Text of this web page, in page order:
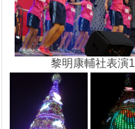
黎明康輔社表演1